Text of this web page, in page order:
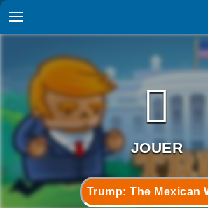
Trump: The Mexican